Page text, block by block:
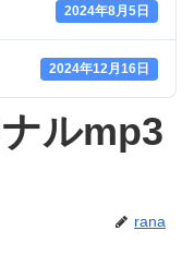
2024年8月5日
2024年12月16日
ルmp3
rana